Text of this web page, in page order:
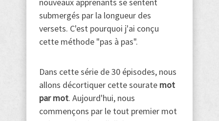
submergés par la longueur des
versets. C'est pourquoi j'ai conçu
cette méthode "pas à pas".
Dans cette série de 30 épisodes, nous
allons décortiquer cette sourate mot
par mot. Aujourd'hui, nous
commençons par le tout premier mot